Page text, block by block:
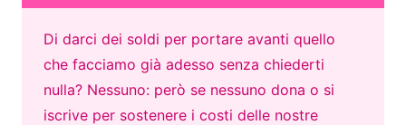
Di darci dei soldi per portare avanti quello
che facciamo già adesso senza chiederti
nulla? Nessuno: però se nessuno dona o si
iscrive per sostenere i costi delle nostre